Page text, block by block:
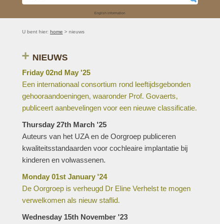
English information
U bent hier: home > nieuws
NIEUWS
Friday 02nd May '25
Een internationaal consortium rond leeftijdsgebonden
gehooraandoeningen, waaronder Prof. Govaerts,
publiceert aanbevelingen voor een nieuwe classificatie.
Thursday 27th March '25
Auteurs van het UZA en de Oorgroep publiceren
kwaliteitsstandaarden voor cochleaire implantatie bij
kinderen en volwassenen.
Monday 01st January '24
De Oorgroep is verheugd Dr Eline Verhelst te mogen
verwelkomen als nieuw staflid.
Wednesday 15th November '23